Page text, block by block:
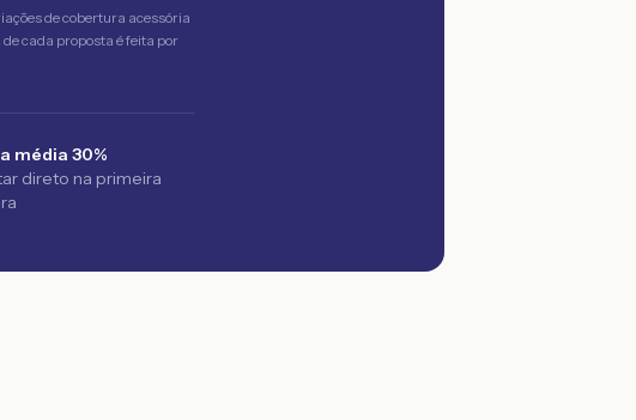
de cobertura acessória
cada proposta é feita por
média 30%
direto na primeira